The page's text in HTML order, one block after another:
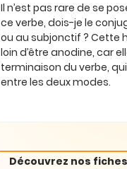
Il n’est pas rare de se
ce verbe, dois-je le
ou au subjonctif ? Cette
loin d’être anodine, car
terminaison du verbe,
entre les deux modes.
Découvrez nos